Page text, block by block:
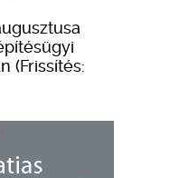
(Frissítés: